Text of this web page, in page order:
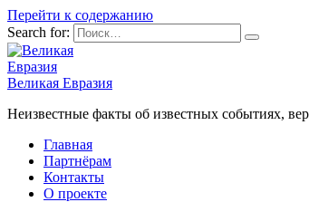
Перейти к содержанию
Search for:
Великая Евразия
Неизвестные факты об известных событиях,
Главная
Партнёрам
Контакты
О проекте